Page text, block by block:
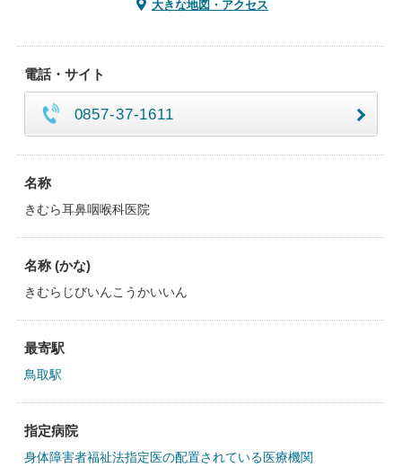
大きな地図・アクセス
電話・サイト
0857-37-1611
名称
きむら耳鼻咽喉科医院
名称 (かな)
きむらじびいんこうかいいん
最寄駅
鳥取駅
指定病院
身体障害者福祉法指定医の配置されている医療機関